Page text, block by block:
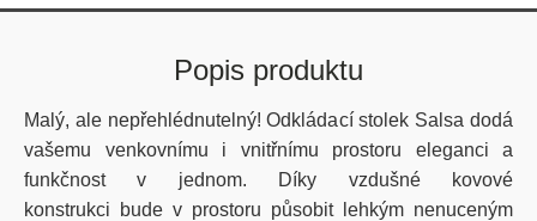
Popis produktu
Malý, ale nepřehlédnutelný! Odkládací stolek Salsa dodá
vašemu venkovnímu i vnitřnímu prostoru eleganci a
funkčnost v jednom. Díky vzdušné kovové
konstrukci bude v prostoru působit lehkým nenuceným